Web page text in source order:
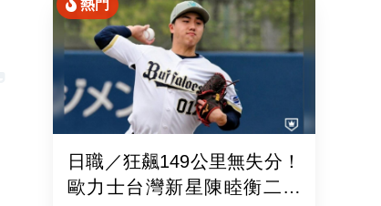
熱門
日職／狂飆149公里無失分！
歐力士台灣新星陳睦衡二軍